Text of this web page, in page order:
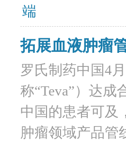
端
拓展血液肿瘤
罗氏制药中国4
称“Teva”）达
中国的患者可及
肿瘤领域产品管